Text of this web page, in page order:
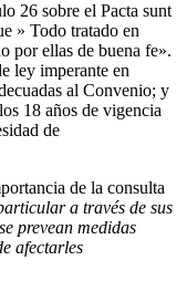
26 sobre el Pacta sunt
» Todo tratado en
por ellas de buena fe».
ley imperante en
al Convenio; y
18 años de vigencia
de
de la consulta
a través de sus
prevean medidas
afectarles